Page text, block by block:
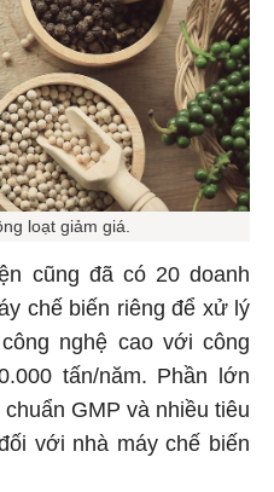
loạt giảm giá.
cũng đã có 20 doanh
chế biến riêng để xử lý
nghệ cao với công
tấn/năm. Phần lớn
GMP và nhiều tiêu
với nhà máy chế biến